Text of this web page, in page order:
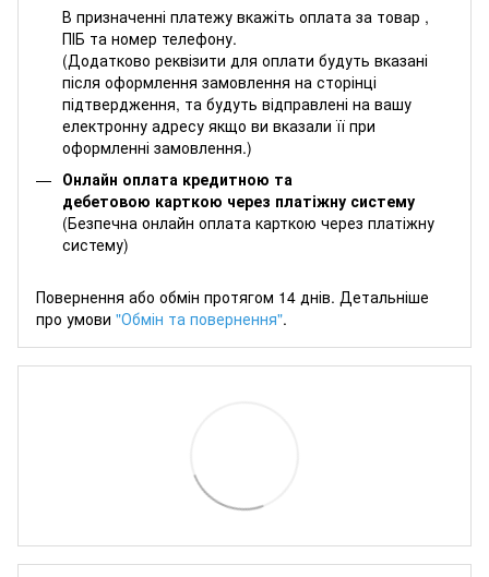
В призначенні платежу вкажіть оплата за товар ,
ПІБ та номер телефону.
(Додатково реквізити для оплати будуть вказані
після оформлення замовлення на сторінці
підтвердження, та будуть відправлені на вашу
електронну адресу якщо ви вказали її при
оформленні замовлення.)
Онлайн оплата кредитною та
дебетовою карткою через платіжну систему
(Безпечна онлайн оплата карткою через платіжну
систему)
Повернення або обмін протягом 14 днів. Детальніше
про умови "Обмін та повернення".